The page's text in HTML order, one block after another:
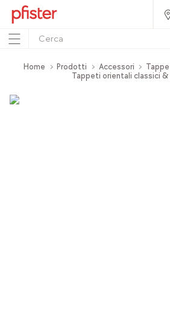
Home Prodotti Accessori
Tappeti orientali classici &